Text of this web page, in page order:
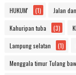
HUKUM' (1) Jalan
Kahuripan tuba (3)
Lampung selatan (1)
Menggala timur Tulang